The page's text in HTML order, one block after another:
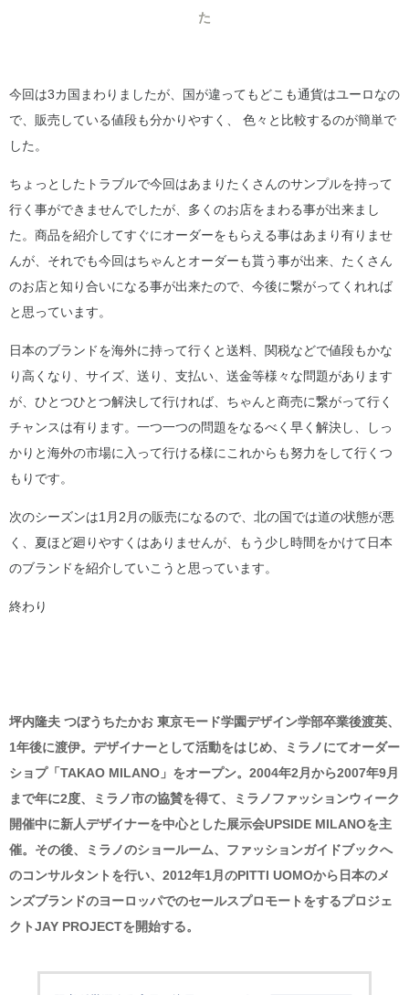
た
今回は3カ国まわりましたが、国が違ってもどこも通貨はユーロなの
で、販売している値段も分かりやすく、 色々と比較するのが簡単で
した。
ちょっとしたトラブルで今回はあまりたくさんのサンプルを持って
行く事ができませんでしたが、多くのお店をまわる事が出来まし
た。商品を紹介してすぐにオーダーをもらえる事はあまり有りませ
んが、それでも今回はちゃんとオーダーも貰う事が出来、たくさん
のお店と知り合いになる事が出来たので、今後に繋がってくれれば
と思っています。
日本のブランドを海外に持って行くと送料、関税などで値段もかな
り高くなり、サイズ、送り、支払い、送金等様々な問題があります
が、ひとつひとつ解決して行ければ、ちゃんと商売に繋がって行く
チャンスは有ります。一つ一つの問題をなるべく早く解決し、しっ
かりと海外の市場に入って行ける様にこれからも努力をして行くつ
もりです。
次のシーズンは1月2月の販売になるので、北の国では道の状態が悪
く、夏ほど廻りやすくはありませんが、もう少し時間をかけて日本
のブランドを紹介していこうと思っています。
終わり
坪内隆夫 つぼうちたかお 東京モード学園デザイン学部卒業後渡英、
1年後に渡伊。デザイナーとして活動をはじめ、ミラノにてオーダー
ショプ「TAKAO MILANO」をオープン。2004年2月から2007年9月
まで年に2度、ミラノ市の協賛を得て、ミラノファッションウィーク
開催中に新人デザイナーを中心とした展示会UPSIDE MILANOを主
催。その後、ミラノのショールーム、ファッションガイドブックへ
のコンサルタントを行い、2012年1月のPITTI UOMOから日本のメ
ンズブランドのヨーロッパでのセールスプロモートをするプロジェ
クトJAY PROJECTを開始する。